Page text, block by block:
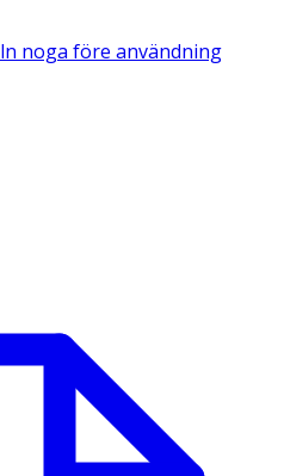
noga före användning